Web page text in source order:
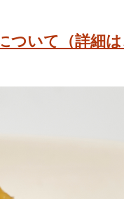
ついて（詳細